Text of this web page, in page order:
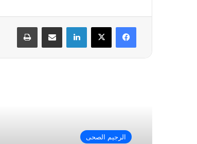
فيسبوك لينكدإن
الرجيم الصحى